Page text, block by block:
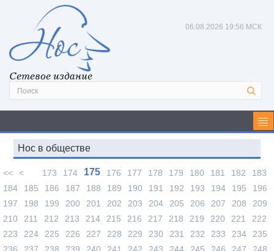
Сетевое издание
06.08.2026 19:56 МСК
Нос в обществе
<< < 173 174 175 176 177 178 179 180 181 182
183
184
185 186 187 188 189 190 191 192 193 194 195
196
197
198 199 200 201 202 203 204 205 206 207 208
209
210
211 212 213 214 215 216 217 218 219 220 221
222
223
224 225 226 227 228 229 230 231 232 233 234
235
236
237 238 239 240 241 242 243 244 245 246 247
248